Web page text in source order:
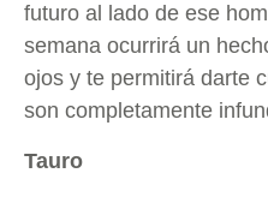
futuro al lado de ese
semana ocurrirá un
ojos y te permitirá darte
son completamente
Tauro